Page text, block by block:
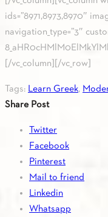
ids=”8971,8973,8970″
navigation_type=”3″
[/vc_column][/vc_row]
Tags: Learn Greek,
Share Post
Twitter
Facebook
Pinterest
Mail to friend
Linkedin
Whatsapp